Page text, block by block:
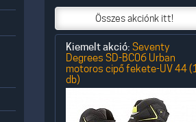
Összes akciónk itt!
Kiemelt akció: Seventy
Degrees SD-BC06 Urban
motoros cipő fekete-UV 44 (1
db)